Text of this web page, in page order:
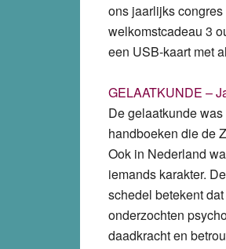
ons jaarlijks
welkomstcadeau 3
een USB-kaart met
GELAATKUNDE –
De gelaatkunde
handboeken die de
Ook in Nederland
iemands karakter.
schedel betekent
onderzochten
daadkracht en